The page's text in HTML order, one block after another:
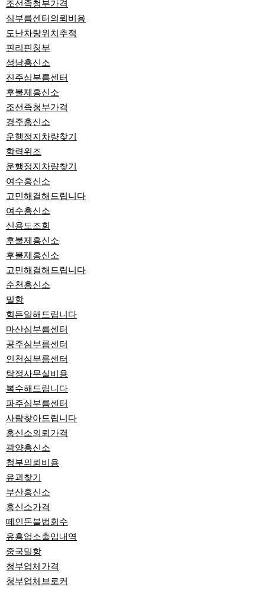
조선족청부가격
심부름센터의뢰비용
도난차량위치추적
핀리핀청부
성남흥신소
진주심부름센터
후불제흥신소
조선족청부가격
경주흥신소
운행정지차량찾기
학력위조
운행정지차량찾기
여수흥신소
고민해결해드립니다
여수흥신소
신용도조회
후불제흥신소
후불제흥신소
고민해결해드립니다
순천흥신소
밀항
힘든일해드립니다
마산심부름센터
공주심부름센터
인천심부름센터
탐정사무실비용
복수해드립니다
파주심부름센터
사람찾아드립니다
흥신소의뢰가격
광양흥신소
청부의뢰비용
유괴찾기
부산흥신소
흥신소가격
떼인돈불법회수
유흥업소출입내역
중국밀항
청부업체가격
청부업체브로커